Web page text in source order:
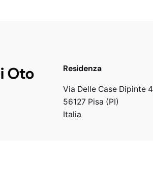
Residenza
Via Delle Case Dipinte
56127 Pisa (PI)
Italia